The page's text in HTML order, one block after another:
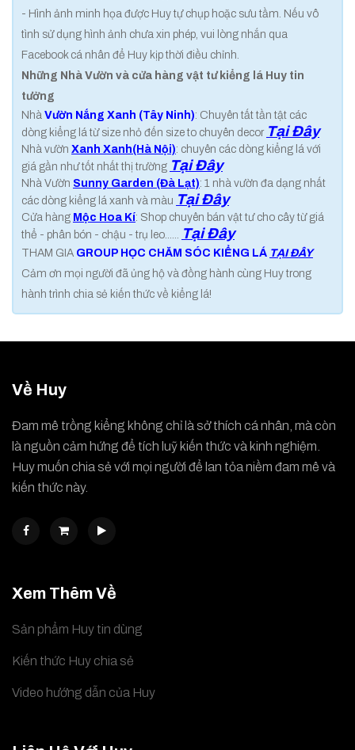
- Hình ảnh minh họa được Huy tự chụp hoặc sưu tầm. Nếu vô
tình sử dụng hình ảnh chưa xin phép, vui lòng nhắn qua
Facebook cá nhân để Huy kịp thời điều chỉnh.
Những Nhà Vườn và cửa hàng vật tư kiểng lá Huy tin
tưởng
Nhà Vườn Nắng Xanh (Tây Ninh): Chuyên tất tần tật các
dòng kiểng lá từ size nhỏ đến size to chuyên decor Tại Đây
Nhà vườn Xanh Xanh(Hà Nội): chuyên các dòng kiểng lá với
giá gần như tốt nhất thị trường Tại Đây
Nhà Vườn Sunny Garden (Đà Lạt): 1 nhà vườn đa dạng nhất
các dòng kiểng lá xanh và màu Tại Đây
Cửa hàng Mộc Hoa Kí: Shop chuyên bán vật tư cho cây từ giá
thể - phân bón - chậu - trụ leo......
Tại Đây
THAM GIA GROUP HỌC CHĂM SÓC KIỂNG LÁ TẠI ĐÂY
Cảm ơn mọi người đã ủng hộ và đồng hành cùng Huy trong
hành trình chia sẻ kiến thức về kiểng lá!
Về Huy
Đam mê trồng kiểng không chỉ là sở thích cá nhân, mà còn
là nguồn cảm hứng để tích luỹ kiến thức và kinh nghiệm.
Huy muốn chia sẻ với mọi người để lan tỏa niềm đam mê và
kiến thức này.
Xem Thêm Về
Sản phẩm Huy tin dùng
Kiến thức Huy chia sẻ
Video hướng dẫn của Huy